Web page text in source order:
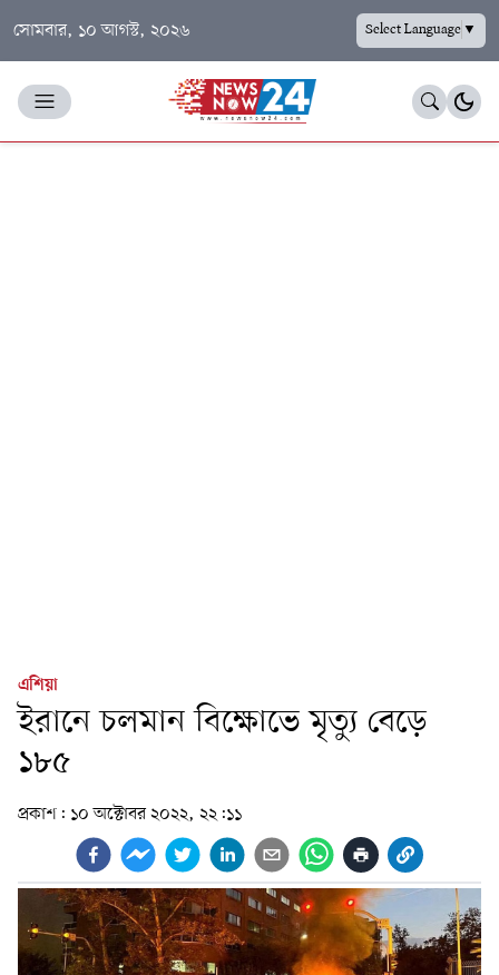
সোমবার, ১০ আগস্ট, ২০২৬ Select Language▼
এশিয়া
ইরানে চলমান বিক্ষোভে মৃত্যু বেড়ে
১৮৫
প্রকাশ: ১০ অক্টোবর ২০২২, ২২:১১